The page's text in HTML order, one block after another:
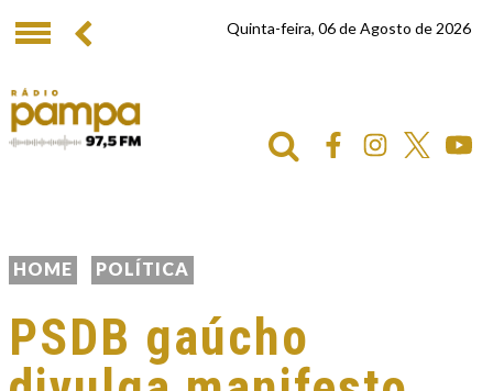
Quinta-feira, 06 de Agosto de 2026
HOME POLÍTICA
PSDB gaúcho